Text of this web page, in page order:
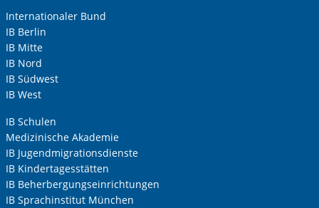
Anrede*
Herr
Unternehmen
Nachname, Vorname*
Internationaler Bund
IB Berlin
IB Mitte
IB Nord
IB Südwest
IB West
IB Schulen
Medizinische Akademie
IB Jugendmigrationsdienste
IB Kindertagesstätten
IB Beherbergungseinrichtungen
IB Sprachinstitut München